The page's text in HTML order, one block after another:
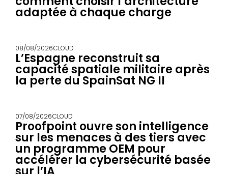
adaptée à chaque charge
08/08/2026CLOUD
L’Espagne reconstruit sa
capacité spatiale militaire après
la perte du SpainSat NG II
07/08/2026CLOUD
Proofpoint ouvre son intelligence
sur les menaces à des tiers avec
un programme OEM pour
accélérer la cybersécurité basée